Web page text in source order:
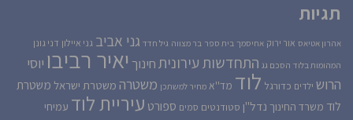
תגיות
אהרון אטיאס אור ירוק אחיסמך בית ספר בר מצווה גיל חדד גני אביב גני איילון דני גונן
המהומות בלוד הסכם גג התחדשות עירוניתחינוך יאיר רביבו יוסי
הרוש ילדים כדורגל לוד מד''א מחיר למשתכן משטרה משטרת ישראל משטרת
לוד משרד החינוך נדל''ן סטודנטים סמים ספורט עיריית לוד עמיחי